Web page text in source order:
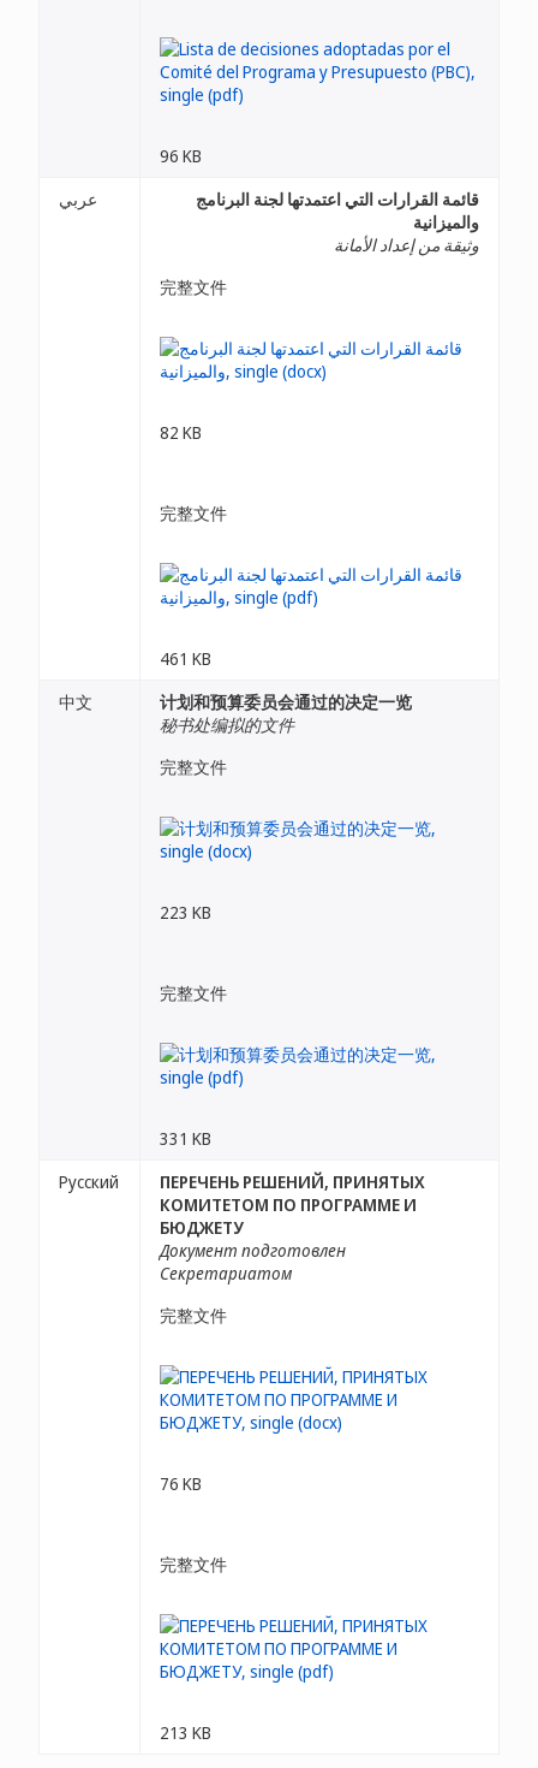
96 KB
عربي
قائمة القرارات التي اعتمدتها لجنة البرنامج
والميزانية
وثيقة من إعداد الأمانة
完整文件
82 KB
完整文件
461 KB
中文
计划和预算委员会通过的决定一览
秘书处编拟的文件
完整文件
223 KB
完整文件
331 KB
Русский
ПЕРЕЧЕНЬ РЕШЕНИЙ, ПРИНЯТЫХ
КОМИТЕТОМ ПО ПРОГРАММЕ И
БЮДЖЕТУ
Документ подготовлен
Секретариатом
完整文件
76 KB
完整文件
213 KB